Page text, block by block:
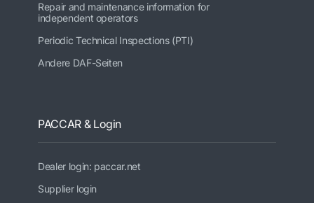
Repair and maintenance information for
independent operators
Periodic Technical Inspections (PTI)
Andere DAF-Seiten
PACCAR & Login
Dealer login: paccar.net
Supplier login